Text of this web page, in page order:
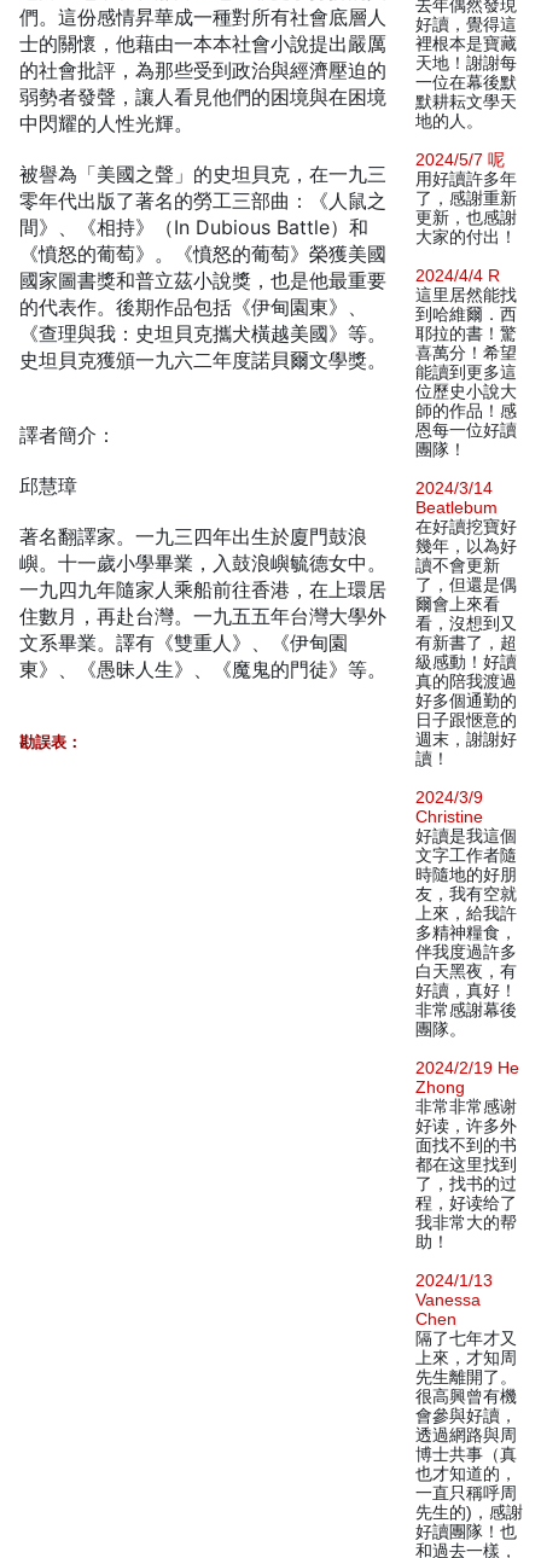
們。這份感情昇華成一種對所有社會底層人
士的關懷，他藉由一本本社會小說提出嚴厲
的社會批評，為那些受到政治與經濟壓迫的
弱勢者發聲，讓人看見他們的困境與在困境
中閃耀的人性光輝。
被譽為「美國之聲」的史坦貝克，在一九三
零年代出版了著名的勞工三部曲：《人鼠之
間》、《相持》（In Dubious Battle）和
《憤怒的葡萄》。《憤怒的葡萄》榮獲美國
國家圖書獎和普立茲小說獎，也是他最重要
的代表作。後期作品包括《伊甸園東》、
《查理與我：史坦貝克攜犬橫越美國》等。
史坦貝克獲頒一九六二年度諾貝爾文學獎。
譯者簡介：
邱慧璋
著名翻譯家。一九三四年出生於廈門鼓浪
嶼。十一歲小學畢業，入鼓浪嶼毓德女中。
一九四九年隨家人乘船前往香港，在上環居
住數月，再赴台灣。一九五五年台灣大學外
文系畢業。譯有《雙重人》、《伊甸園
東》、《愚昧人生》、《魔鬼的門徒》等。
勘誤表：
去年偶然發現
好讀，覺得這
裡根本是寶藏
天地！謝謝每
一位在幕後默
默耕耘文學天
地的人。
2024/5/7 呢
用好讀許多年
了，感謝重新
更新，也感謝
大家的付出！
2024/4/4 R
這里居然能找
到哈維爾．西
耶拉的書！驚
喜萬分！希望
能讀到更多這
位歷史小說大
師的作品！感
恩每一位好讀
團隊！
2024/3/14
Beatlebum
在好讀挖寶好
幾年，以為好
讀不會更新
了，但還是偶
爾會上來看
看，沒想到又
有新書了，超
級感動！好讀
真的陪我渡過
好多個通勤的
日子跟愜意的
週末，謝謝好
讀！
2024/3/9
Christine
好讀是我這個
文字工作者隨
時隨地的好朋
友，我有空就
上來，給我許
多精神糧食，
伴我度過許多
白天黑夜，有
好讀，真好！
非常感謝幕後
團隊。
2024/2/19 He
Zhong
非常非常感谢
好读，许多外
面找不到的书
都在这里找到
了，找书的过
程，好读给了
我非常大的帮
助！
2024/1/13
Vanessa
Chen
隔了七年才又
上來，才知周
先生離開了。
很高興曾有機
會參與好讀，
透過網路與周
博士共事（真
也才知道的，
一直只稱呼周
先生的)，感謝
好讀團隊！也
和過去一樣，